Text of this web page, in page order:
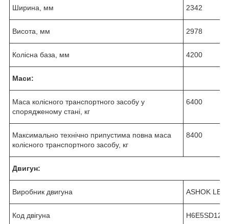
Ширина, мм 2342
Висота, мм 2978
Колісна база, мм 4200
Маси:
Маса колісного транспортного засобу у
спорядженому стані, кг
6400
Максимально технічно припустима повна маса
колісного транспортного засобу, кг
8400
Двигун:
Виробник двигуна ASHOK
Код двігуна H6E5SD123